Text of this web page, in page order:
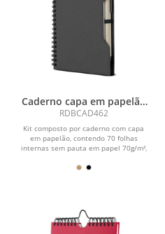
Caderno capa em papelão
reciclado com caneta
RDBCAD462
Kit composto por caderno com capa
em papelão, contendo 70 folhas
internas sem pauta em papel 70g/m²,